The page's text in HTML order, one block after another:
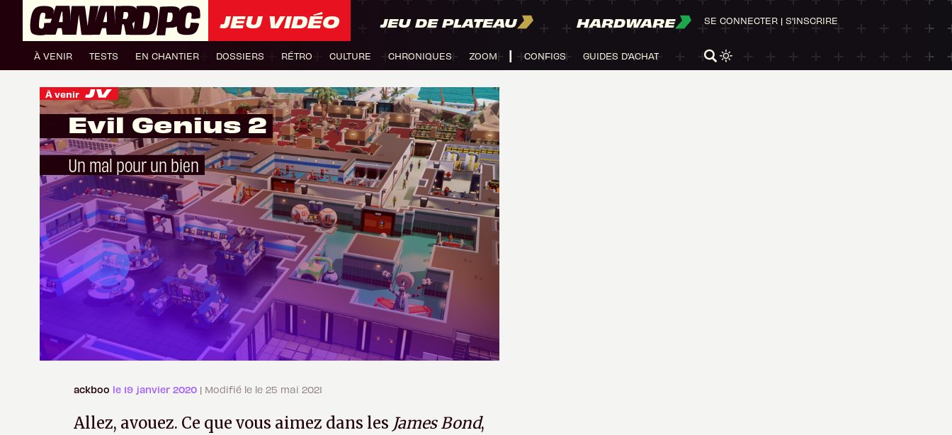
JEU VIDÉO JEU DE PLATEAU HARDWARE
À VENIR TESTS EN CHANTIER DOSSIERS RÉTRO CULTURE CHRONIQUES ZOOM CONFIGS GUIDES D'ACHAT
SE CONNECTER | S'INSCRIRE
À venir
Evil Genius 2
Un mal pour un bien
ackboo le 19 janvier 2020 | Modifié le le 25 mai 2021
Allez, avouez. Ce que vous aimez dans les James Bond,